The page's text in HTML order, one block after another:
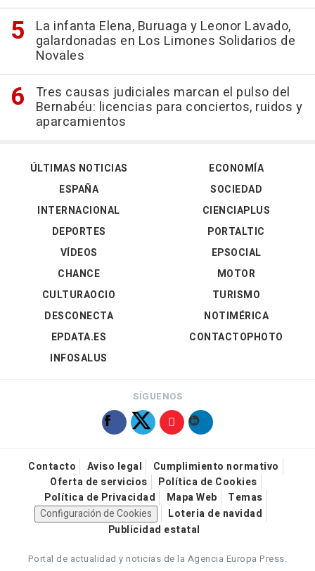
La infanta Elena, Buruaga y Leonor Lavado,
galardonadas en Los Limones Solidarios de
Novales
Tres causas judiciales marcan el pulso del
Bernabéu: licencias para conciertos, ruidos y
aparcamientos
ÚLTIMAS NOTICIAS
ESPAÑA
INTERNACIONAL
DEPORTES
VÍDEOS
ECONOMÍA
SOCIEDAD
CIENCIAPLUS
PORTALTIC
EPSOCIAL
CHANCE
CULTURAOCIO
DESCONECTA
EPDATA.ES
INFOSALUS
MOTOR
TURISMO
NOTIMÉRICA
CONTACTOPHOTO
SÍGUENOS
Contacto Aviso legal
Cumplimiento normativo
Oferta de servicios
Política de Cookies
Política de Privacidad
Mapa Web
Temas
Configuración de Cookies
Loteria de navidad
Publicidad estatal
Portal de actualidad y noticias de la Agencia Europa Press.